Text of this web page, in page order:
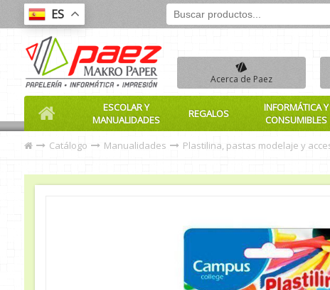
ES
Acerca de Paez
ESCOLAR Y
MANUALIDADES
REGALOS
INFORMÁTICA Y
CONSUMIBLES
Catálogo
Manualidades Plastilina, pastas modelaje y